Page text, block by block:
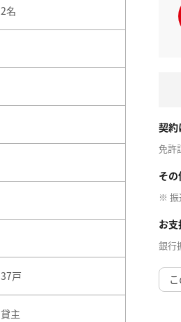
契約
免許
そ
※ 振
お
銀行
2名
37戸
貸主